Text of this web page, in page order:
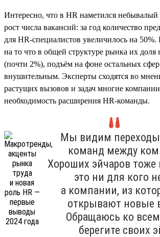
Интересно, что в HR наметился небывалый
рост числа вакансий: за год количество
для HR-специалистов увеличилось на 50%.
на то что в общей структуре рынка их доля
(почти 2%), подъём на фоне остальных
внушительным. Эксперты сходятся во
растущих вызовов и задач многие
необходимость расширения HR-команды.
Мы видим
команд между
Хороших эйчаров тоже
это ни для кого
а компании, из
открывают новые
Обращаюсь ко
берегите своих